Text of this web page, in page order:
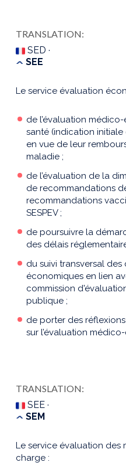
TRANSLATION:
SED ·
SEE
Le service évaluation
de l’évaluation
santé (indication initiale
en vue de leur
maladie ;
de l’évaluation de la
de recommandations
recommandations
SESPEV ;
de poursuivre la
des délais
du suivi transversal
économiques en lien
commission
publique ;
de porter des
sur l’évaluation
TRANSLATION:
SEE ·
SEM
Le service évaluation des
charge :